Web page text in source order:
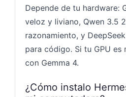
Depende de tu hardware:
veloz y liviano, Qwen 3.5
razonamiento, y
para código. Si tu GPU es
con Gemma 4.
¿Cómo instalo